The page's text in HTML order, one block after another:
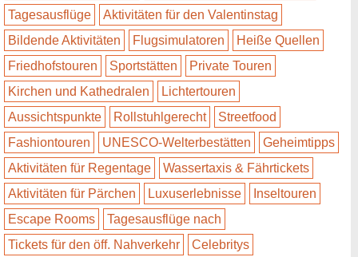
Tagesausflüge
Aktivitäten für den Valentinstag
Bildende Aktivitäten
Flugsimulatoren
Heiße Quellen
Friedhofstouren
Sportstätten
Private Touren
Kirchen und Kathedralen
Lichtertouren
Aussichtspunkte
Rollstuhlgerecht
Streetfood
Fashiontouren
UNESCO-Welterbestätten
Geheimtipps
Aktivitäten für Regentage
Wassertaxis & Fährtickets
Aktivitäten für Pärchen
Luxuserlebnisse
Inseltouren
Escape Rooms
Tagesausflüge nach
Tickets für den öff. Nahverkehr
Celebritys